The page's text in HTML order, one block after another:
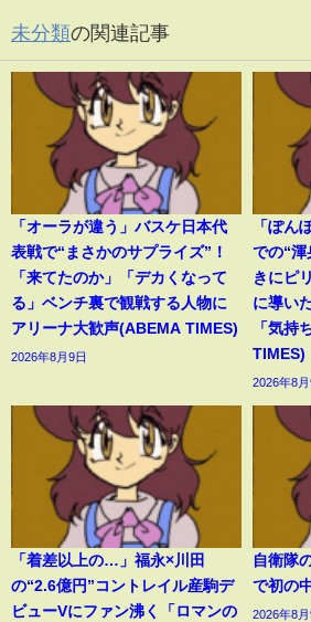
未分類の関連記事
「オーラが違う」バスケ日本代
表戦で“まさかのサプライズ”！
「来てたのか」「デカくなって
る」ベンチ裏で観戦する人物に
アリーナ大歓声(ABEMA TIMES)
2026年8月9日
「ぽん
での“渾
きにピ
に導い
「気持
TIMES)
2026年8月
「着差以上の…」福永×川田
の“2.6億円”コントレイル産駒デ
ビューVにファン沸く「ロマンの
自衛隊
で初の
2026年8月